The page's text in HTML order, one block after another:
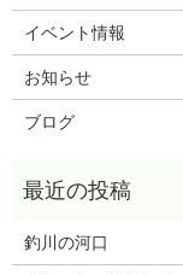
イベント情報
お知らせ
ブログ
釣川の河口